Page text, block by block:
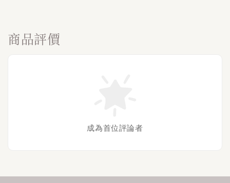
商品評價
成為首位評論者